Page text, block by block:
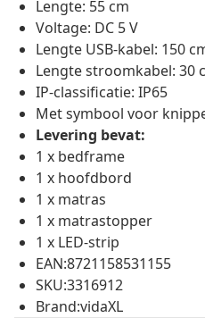
Lengte: 55 cm
Voltage: DC 5 V
Lengte USB-kabel: 150
Lengte stroomkabel: 30
IP-classificatie: IP65
Met symbool voor
Levering bevat:
1 x bedframe
1 x hoofdbord
1 x matras
1 x matrastopper
1 x LED-strip
EAN:8721158531155
SKU:3316912
Brand:vidaXL